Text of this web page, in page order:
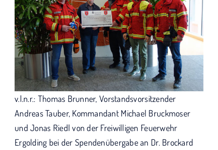
v.l.n.r.: Thomas Brunner, Vorstandsvorsitzender
Andreas Tauber, Kommandant Michael Bruckmoser
und Jonas Riedl von der Freiwilligen Feuerwehr
Ergolding bei der Spendenübergabe an Dr. Brockard